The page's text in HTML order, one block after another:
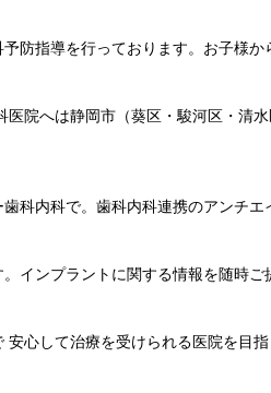
防指導を行っております。お子様
院へは静岡市（葵区・駿河区・清
内科で。歯科内科連携のアンチエ
インプラントに関する情報を随時ご
心して治療を受けられる医院を目